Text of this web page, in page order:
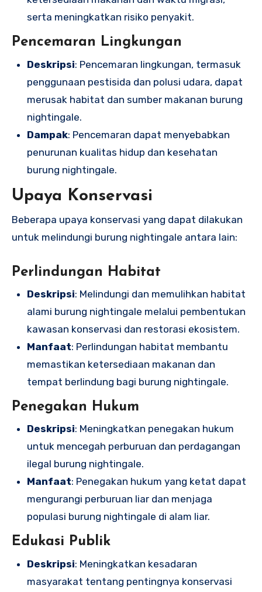
serta meningkatkan risiko penyakit.
Pencemaran Lingkungan
Deskripsi: Pencemaran lingkungan, termasuk
penggunaan pestisida dan polusi udara, dapat
merusak habitat dan sumber makanan burung
nightingale.
Dampak: Pencemaran dapat menyebabkan
penurunan kualitas hidup dan kesehatan
burung nightingale.
Upaya Konservasi
Beberapa upaya konservasi yang dapat dilakukan
untuk melindungi burung nightingale antara lain:
Perlindungan Habitat
Deskripsi: Melindungi dan memulihkan habitat
alami burung nightingale melalui pembentukan
kawasan konservasi dan restorasi ekosistem.
Manfaat: Perlindungan habitat membantu
memastikan ketersediaan makanan dan
tempat berlindung bagi burung nightingale.
Penegakan Hukum
Deskripsi: Meningkatkan penegakan hukum
untuk mencegah perburuan dan perdagangan
ilegal burung nightingale.
Manfaat: Penegakan hukum yang ketat dapat
mengurangi perburuan liar dan menjaga
populasi burung nightingale di alam liar.
Edukasi Publik
Deskripsi: Meningkatkan kesadaran
masyarakat tentang pentingnya konservasi